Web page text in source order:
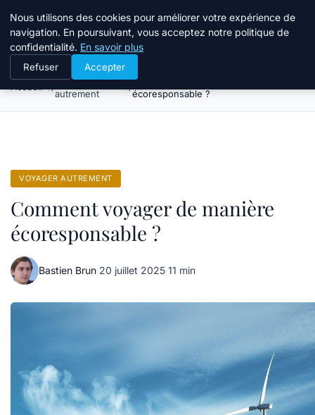
Tourisme Landes
Voyager
autrement
Comment voyager de manière
écoresponsable ?
VOYAGER AUTREMENT
Comment voyager de manière
écoresponsable ?
Bastien Brun·20 juillet 2025·11 min
Nous utilisons des cookies pour améliorer votre expérience de
navigation. En poursuivant, vous acceptez notre politique de
confidentialité. En savoir plus
Refuser Accepter